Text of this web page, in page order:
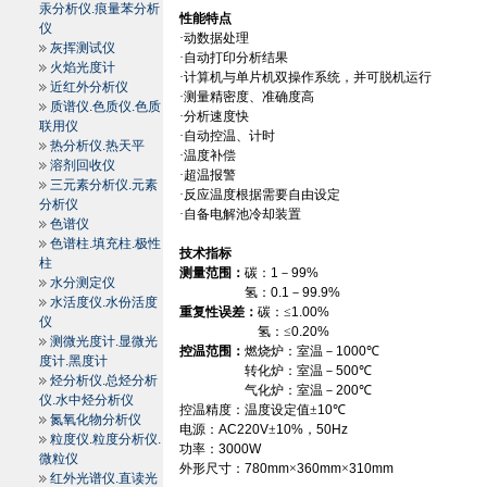
汞分析仪.痕量苯分析
仪
灰挥测试仪
火焰光度计
近红外分析仪
质谱仪.色质仪.色质
联用仪
热分析仪.热天平
溶剂回收仪
三元素分析仪.元素
分析仪
色谱仪
色谱柱.填充柱.极性
柱
水分测定仪
水活度仪.水份活度
仪
测微光度计.显微光
度计.黑度计
烃分析仪.总烃分析
仪.水中烃分析仪
氮氧化物分析仪
粒度仪.粒度分析仪.
微粒仪
红外光谱仪.直读光
性能特点
·动数据处理
·自动打印分析结果
·计算机与单片机双操作系统，并可脱机运行
·测量精密度、准确度高
·分析速度快
·自动控温、计时
·温度补偿
·超温报警
·反应温度根据需要自由设定
·自备电解池冷却装置
技术指标
测量范围：碳： 1 －99%
氢：0.1 －99.9%
重复性误差：碳：≤1.00%
氢：≤0.20%
控温范围：燃烧炉：室温－ 1000℃
转化炉：室温－500℃
气化炉：室温－200℃
控温精度：温度设定值±10℃
电源：AC220V±10% ，50Hz
功率：3000W
外形尺寸：780mm×360mm×310mm